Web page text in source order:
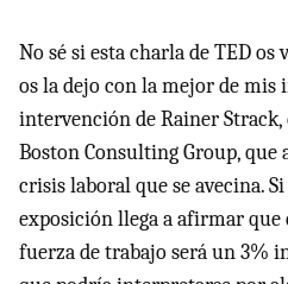
No sé si esta charla de TED
os la dejo con la mejor de mis
intervención de Rainer Strack,
Boston Consulting Group,
crisis laboral que se avecina.
exposición llega a afirmar que
fuerza de trabajo será un 3%